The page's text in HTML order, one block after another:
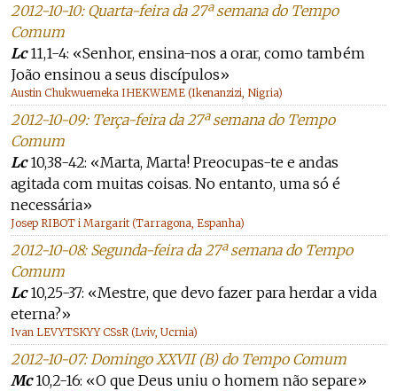
2012-10-10: Quarta-feira da 27ª semana do Tempo
Comum
Lc11,1-4: «Senhor, ensina-nos a orar, como também
João ensinou a seus discípulos»
Austin Chukwuemeka IHEKWEME (Ikenanzizi, Nigria)
2012-10-09: Terça-feira da 27ª semana do Tempo
Comum
Lc10,38-42: «Marta, Marta! Preocupas-te e andas
agitada com muitas coisas. No entanto, uma só é
necessária»
Josep RIBOT i Margarit (Tarragona, Espanha)
2012-10-08: Segunda-feira da 27ª semana do Tempo
Comum
Lc10,25-37: «Mestre, que devo fazer para herdar a vida
eterna?»
Ivan LEVYTSKYY CSsR (Lviv, Ucrnia)
2012-10-07: Domingo XXVII (B) do Tempo Comum
Mc10,2-16: «O que Deus uniu o homem não separe»